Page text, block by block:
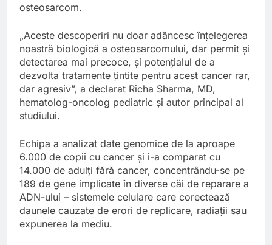
osteosarcom.
„Aceste descoperiri nu doar adâncesc înțelegerea
noastră biologică a osteosarcomului, dar permit și
detectarea mai precoce, și potențialul de a
dezvolta tratamente țintite pentru acest cancer rar,
dar agresiv”, a declarat Richa Sharma, MD,
hematolog-oncolog pediatric și autor principal al
studiului.
Echipa a analizat date genomice de la aproape
6.000 de copii cu cancer și i-a comparat cu
14.000 de adulți fără cancer, concentrându-se pe
189 de gene implicate în diverse căi de reparare a
ADN-ului – sistemele celulare care corectează
daunele cauzate de erori de replicare, radiații sau
expunerea la mediu.